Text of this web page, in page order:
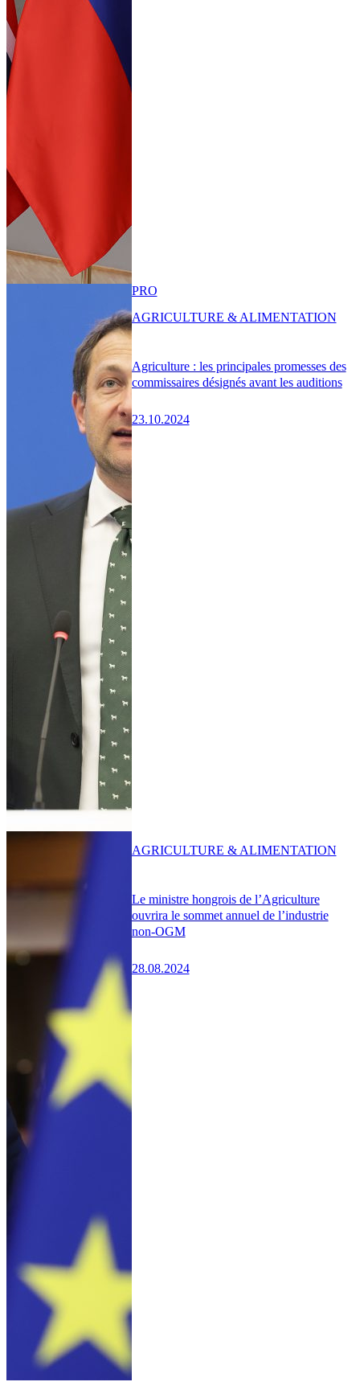
Agriculture : les principales promesses des
commissaires désignés avant les auditions
23.10.2024
PRO
AGRICULTURE & ALIMENTATION
Le ministre hongrois de l’Agriculture
ouvrira le sommet annuel de l’industrie
non-OGM
28.08.2024
AGRICULTURE & ALIMENTATION